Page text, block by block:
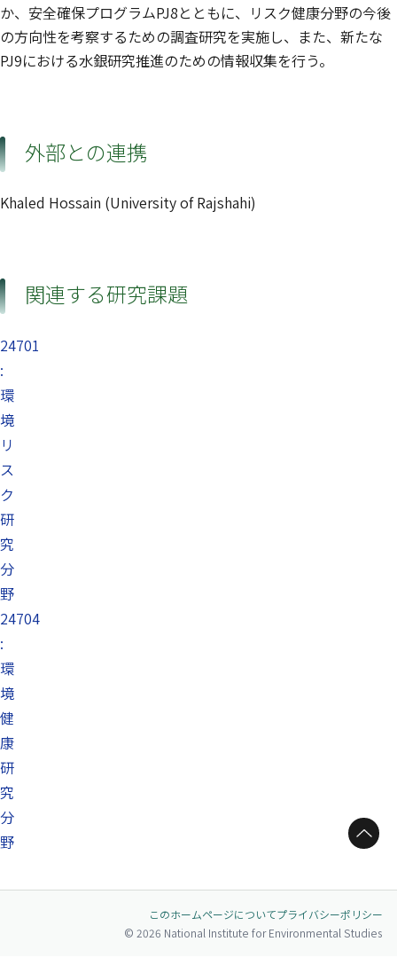
か、安全確保プログラムPJ8とともに、リスク健康分野の今後
の方向性を考察するための調査研究を実施し、また、新たな
PJ9における水銀研究推進のための情報収集を行う。
外部との連携
Khaled Hossain (University of Rajshahi)
関連する研究課題
24701
:
環
境
リ
ス
ク
研
究
分
野
24704
:
環
境
健
康
研
究
分
野
ページトップへ
このホームページについてプライバシーポリシー
© 2026 National Institute for Environmental Studies